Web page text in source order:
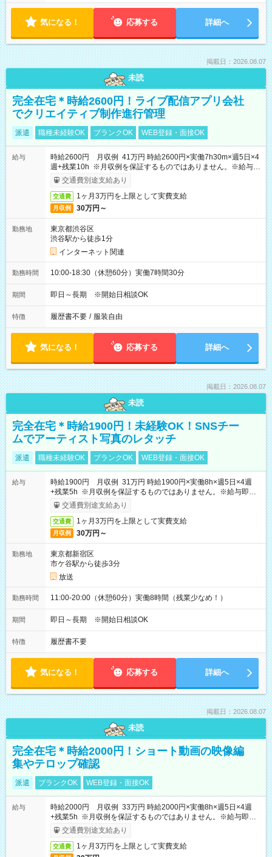
気になる！ 応募する 詳細へ
掲載日：2026.08.07
未読
完全在宅＊時給2600円！ライブ配信アプリ会社
でクリエイティブ制作進行管理
派遣 職種未経験OK ブランクOK WEB登録・面接OK
給与
時給2600円 月収例 41万円 時給2600円×実働7h30m×週5日×4
週+残業10h ※月収例を保証するものではありません。※給与即
受取りサービス利用可（利用条件有）
交通費別途支給あり
交通費 1ヶ月3万円を上限として実費支給
月収例 30万円～
勤務地
東京都渋谷区
渋谷駅から徒歩1分
インターネット関連
勤務時間 10:00-18:30（休憩60分）実働7時間30分
期間 即日～長期 ※開始日相談OK
特徴 履歴書不要 / 服装自由
気になる！ 応募する 詳細へ
掲載日：2026.08.07
未読
完全在宅＊時給1900円！未経験OK！SNSチー
ムでアーティスト写真のレタッチ
派遣 職種未経験OK ブランクOK WEB登録・面接OK
給与
時給1900円 月収例 31万円 時給1900円×実働8h×週5日×4週
+残業5h ※月収例を保証するものではありません。※給与即受
取りサービス利用可（利用条件有）
交通費別途支給あり
交通費 1ヶ月3万円を上限として実費支給
月収例 30万円～
勤務地
東京都新宿区
市ケ谷駅から徒歩3分
放送
勤務時間 11:00-20:00（休憩60分）実働8時間（残業少なめ！）
期間 即日～長期 ※開始日相談OK
特徴 履歴書不要
気になる！ 応募する 詳細へ
掲載日：2026.08.07
未読
完全在宅＊時給2000円！ショート動画の映像編
集やテロップ確認
派遣 ブランクOK WEB登録・面接OK
給与
時給2000円 月収例 33万円 時給2000円×実働8h×週5日×4週
+残業5h ※月収例を保証するものではありません。※給与即受
取りサービス利用可（利用条件有）
交通費別途支給あり
交通費 1ヶ月3万円を上限として実費支給